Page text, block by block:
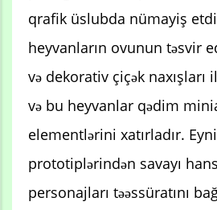
qrafik üslubda nümayiş
heyvanların ovunun təsvir
və dekorativ çiçək
və bu heyvanlar qədim
elementlərini xatırladır.
prototiplərindən savayı
personajları təəssüratını